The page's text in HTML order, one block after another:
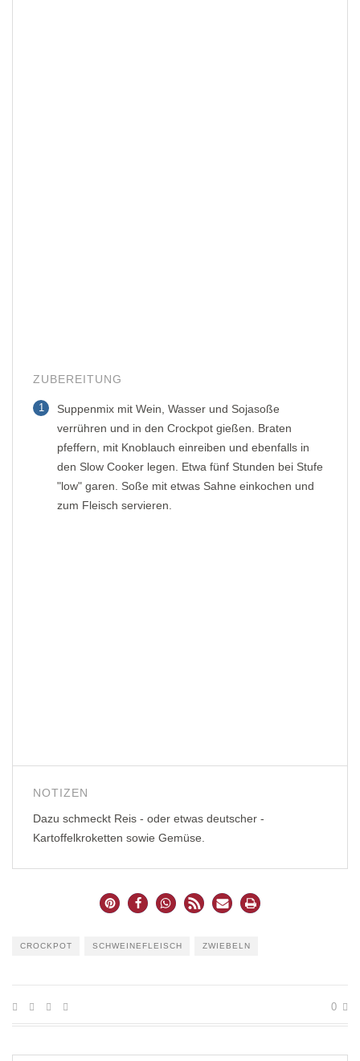
ZUBEREITUNG
1
Suppenmix mit Wein, Wasser und Sojasoße
verrühren und in den Crockpot gießen. Braten
pfeffern, mit Knoblauch einreiben und ebenfalls in
den Slow Cooker legen. Etwa fünf Stunden bei Stufe
"low" garen. Soße mit etwas Sahne einkochen und
zum Fleisch servieren.
NOTIZEN
Dazu schmeckt Reis - oder etwas deutscher -
Kartoffelkroketten sowie Gemüse.
CROCKPOT SCHWEINEFLEISCH ZWIEBELN
0